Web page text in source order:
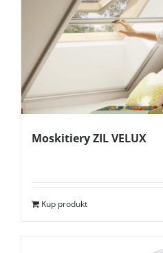
Moskitiery ZIL VELUX
Kup produkt